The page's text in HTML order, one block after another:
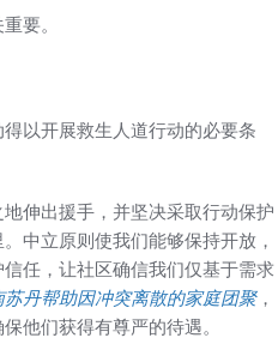
要。
以开展救生人道行动的必要条
伸出援手，并坚决采取行动保护
中立原则使我们能够保持开放，
任，让社区确信我们仅基于需求
苏丹帮助因冲突离散的家庭团聚，
他们获得有尊严的待遇。